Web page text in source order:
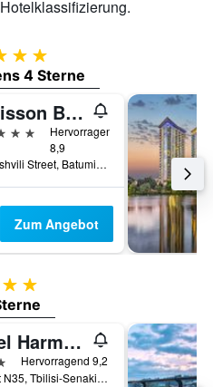
4 Sterne
4 Sterne
Radisson Blu Hotel, Batumi
Hervorragend
8,9
1 Ninoshvili Street, Batumi, Georgien
Zum Angebot
3 Sterne
Hotel Harmony
Hervorragend 9,2
I Street N35, Tbilisi-Senaki-Leselidze Highway, Kutaissi, Georgien